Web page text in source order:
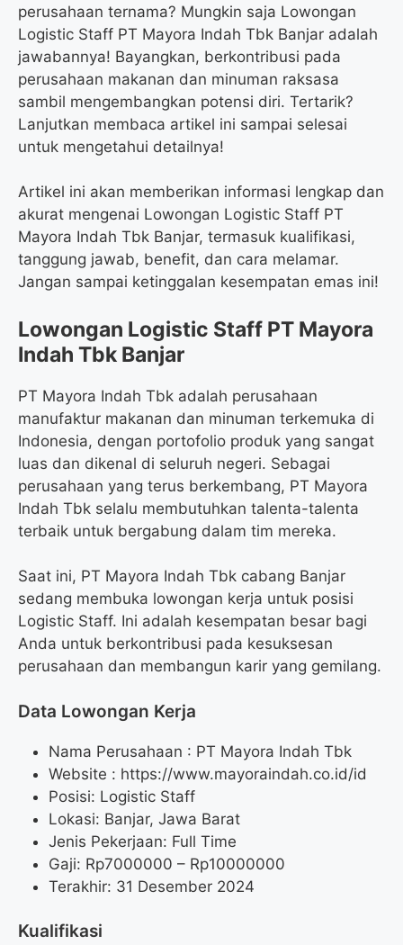
perusahaan ternama? Mungkin saja Lowongan
Logistic Staff PT Mayora Indah Tbk Banjar adalah
jawabannya! Bayangkan, berkontribusi pada
perusahaan makanan dan minuman raksasa
sambil mengembangkan potensi diri. Tertarik?
Lanjutkan membaca artikel ini sampai selesai
untuk mengetahui detailnya!
Artikel ini akan memberikan informasi lengkap dan
akurat mengenai Lowongan Logistic Staff PT
Mayora Indah Tbk Banjar, termasuk kualifikasi,
tanggung jawab, benefit, dan cara melamar.
Jangan sampai ketinggalan kesempatan emas ini!
Lowongan Logistic Staff PT Mayora
Indah Tbk Banjar
PT Mayora Indah Tbk adalah perusahaan
manufaktur makanan dan minuman terkemuka di
Indonesia, dengan portofolio produk yang sangat
luas dan dikenal di seluruh negeri. Sebagai
perusahaan yang terus berkembang, PT Mayora
Indah Tbk selalu membutuhkan talenta-talenta
terbaik untuk bergabung dalam tim mereka.
Saat ini, PT Mayora Indah Tbk cabang Banjar
sedang membuka lowongan kerja untuk posisi
Logistic Staff. Ini adalah kesempatan besar bagi
Anda untuk berkontribusi pada kesuksesan
perusahaan dan membangun karir yang gemilang.
Data Lowongan Kerja
Nama Perusahaan : PT Mayora Indah Tbk
Website : https://www.mayoraindah.co.id/id
Posisi: Logistic Staff
Lokasi: Banjar, Jawa Barat
Jenis Pekerjaan: Full Time
Gaji: Rp7000000 – Rp10000000
Terakhir: 31 Desember 2024
Kualifikasi